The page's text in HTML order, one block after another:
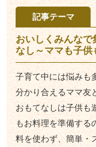
記事テーマ
おいしくみんな
なし～ママも子
子育て中には悩みも
分かり合えるママ友
おもてなしは子供も
もお料理を準備する
料を使わず、簡単・